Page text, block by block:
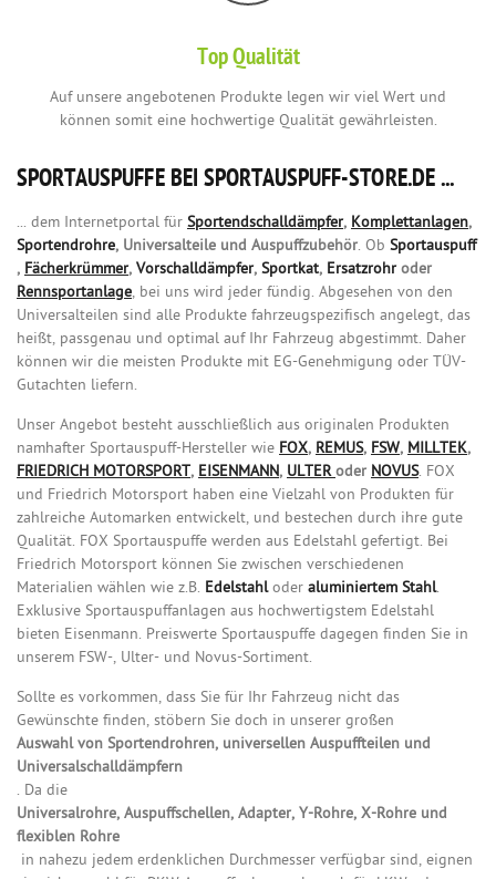
Top Qualität
Auf unsere angebotenen Produkte legen wir viel Wert und
können somit eine hochwertige Qualität gewährleisten.
SPORTAUSPUFFE BEI SPORTAUSPUFF-STORE.DE ...
... dem Internetportal für Sportendschalldämpfer, Komplettanlagen,
Sportendrohre, Universalteile und Auspuffzubehör. Ob Sportauspuff
, Fächerkrümmer, Vorschalldämpfer, Sportkat, Ersatzrohroder
Rennsportanlage, bei uns wird jeder fündig. Abgesehen von den
Universalteilen sind alle Produkte fahrzeugspezifisch angelegt, das
heißt, passgenau und optimal auf Ihr Fahrzeug abgestimmt. Daher
können wir die meisten Produkte mit EG-Genehmigung oder TÜV-
Gutachten liefern.
Unser Angebot besteht ausschließlich aus originalen Produkten
namhafter Sportauspuff-Hersteller wie FOX, REMUS, FSW, MILLTEK,
FRIEDRICH MOTORSPORT, EISENMANN, ULTERoder NOVUS. FOX
und Friedrich Motorsport haben eine Vielzahl von Produkten für
zahlreiche Automarken entwickelt, und bestechen durch ihre gute
Qualität. FOX Sportauspuffe werden aus Edelstahl gefertigt. Bei
Friedrich Motorsport können Sie zwischen verschiedenen
Materialien wählen wie z.B. Edelstahloder aluminiertem Stahl.
Exklusive Sportauspuffanlagen aus hochwertigstem Edelstahl
bieten Eisenmann. Preiswerte Sportauspuffe dagegen finden Sie in
unserem FSW-, Ulter- und Novus-Sortiment.
Sollte es vorkommen, dass Sie für Ihr Fahrzeug nicht das
Gewünschte finden, stöbern Sie doch in unserer großen
Auswahl von Sportendrohren, universellen Auspuffteilen und
Universalschalldämpfern
. Da die
Universalrohre, Auspuffschellen, Adapter, Y-Rohre, X-Rohre und
flexiblen Rohre
in nahezu jedem erdenklichen Durchmesser verfügbar sind, eignen